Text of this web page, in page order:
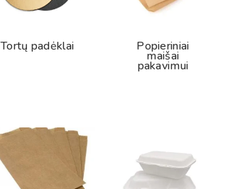
Tortų padėklai Popieriniai
maišai
pakavimui